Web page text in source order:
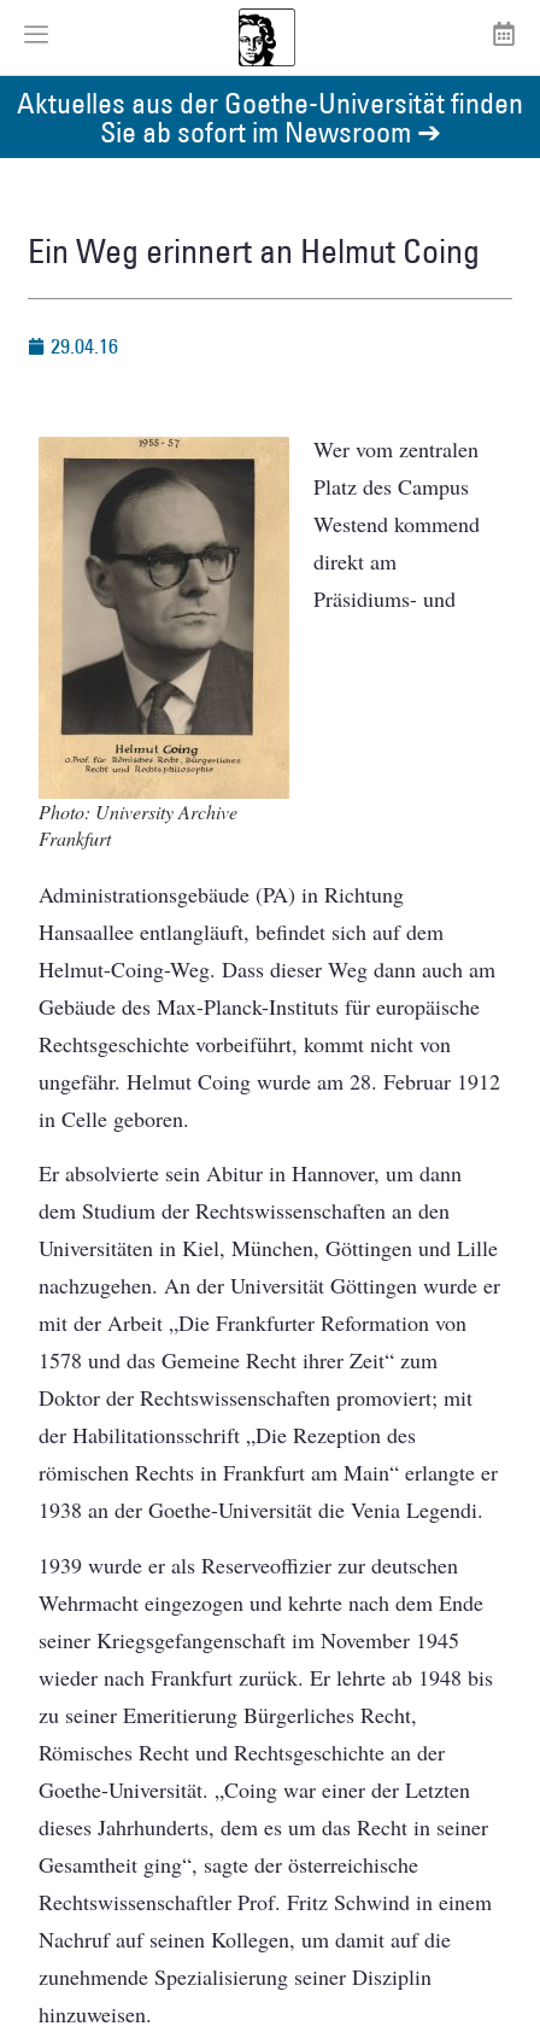
Aktuelles aus der Goethe-Universität finden
Sie ab sofort im Newsroom ➔
Ein Weg erinnert an Helmut Coing
29.04.16
Photo: University Archive
Frankfurt
Wer vom zentralen
Platz des Campus
Westend kommend
direkt am
Präsidiums- und
Administrationsgebäude (PA) in Richtung
Hansaallee entlangläuft, befindet sich auf dem
Helmut-Coing-Weg. Dass dieser Weg dann auch am
Gebäude des Max-Planck-Instituts für europäische
Rechtsgeschichte vorbeiführt, kommt nicht von
ungefähr. Helmut Coing wurde am 28. Februar 1912
in Celle geboren.
Er absolvierte sein Abitur in Hannover, um dann
dem Studium der Rechtswissenschaften an den
Universitäten in Kiel, München, Göttingen und Lille
nachzugehen. An der Universität Göttingen wurde er
mit der Arbeit „Die Frankfurter Reformation von
1578 und das Gemeine Recht ihrer Zeit“ zum
Doktor der Rechtswissenschaften promoviert; mit
der Habilitationsschrift „Die Rezeption des
römischen Rechts in Frankfurt am Main“ erlangte er
1938 an der Goethe-Universität die Venia Legendi.
1939 wurde er als Reserveoffizier zur deutschen
Wehrmacht eingezogen und kehrte nach dem Ende
seiner Kriegsgefangenschaft im November 1945
wieder nach Frankfurt zurück. Er lehrte ab 1948 bis
zu seiner Emeritierung Bürgerliches Recht,
Römisches Recht und Rechtsgeschichte an der
Goethe-Universität. „Coing war einer der Letzten
dieses Jahrhunderts, dem es um das Recht in seiner
Gesamtheit ging“, sagte der österreichische
Rechtswissenschaftler Prof. Fritz Schwind in einem
Nachruf auf seinen Kollegen, um damit auf die
zunehmende Spezialisierung seiner Disziplin
hinzuweisen.